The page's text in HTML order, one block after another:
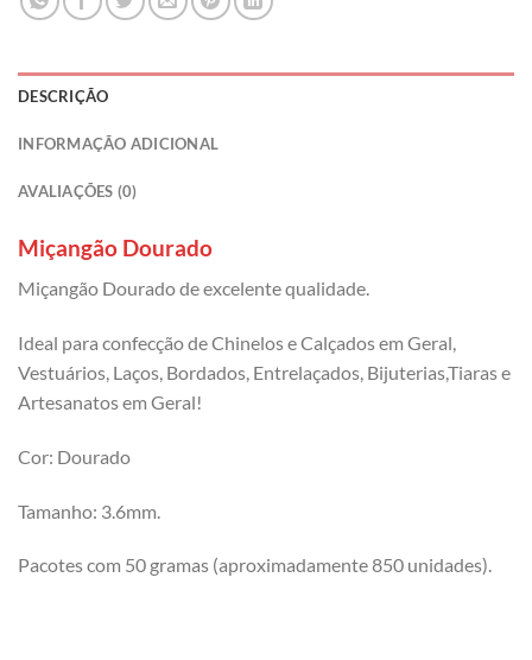
DESCRIÇÃO
INFORMAÇÃO ADICIONAL
AVALIAÇÕES (0)
Miçangão Dourado
Miçangão Dourado de excelente qualidade.
Ideal para confecção de Chinelos e Calçados em Geral,
Vestuários, Laços, Bordados, Entrelaçados, Bijuterias,Tiaras e
Artesanatos em Geral!
Cor: Dourado
Tamanho: 3.6mm.
Pacotes com 50 gramas (aproximadamente 850 unidades).